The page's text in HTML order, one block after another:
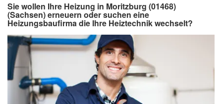
Sie wollen Ihre Heizung in Moritzburg (01468)
(Sachsen) erneuern oder suchen eine
Heizungsbaufirma die Ihre Heiztechnik wechselt?